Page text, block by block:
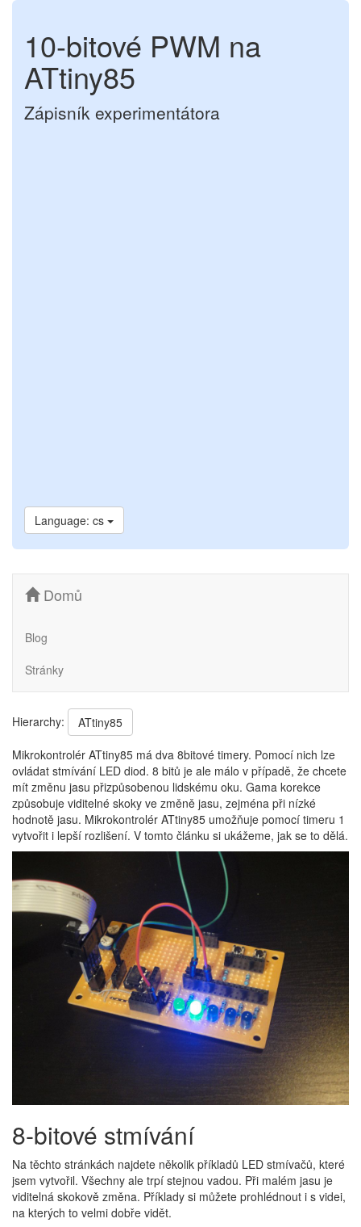
10-bitové PWM na
ATtiny85
Zápisník experimentátora
Language: cs
Domů
Blog
Stránky
Hierarchy:
ATtiny85
Mikrokontrolér ATtiny85 má dva 8bitové timery. Pomocí nich lze
ovládat stmívání LED diod. 8 bitů je ale málo v případě, že chcete
mít změnu jasu přizpůsobenou lidskému oku. Gama korekce
způsobuje viditelné skoky ve změně jasu, zejména při nízké
hodnotě jasu. Mikrokontrolér ATtiny85 umožňuje pomocí timeru 1
vytvořit i lepší rozlišení. V tomto článku si ukážeme, jak se to dělá.
8-bitové stmívání
Na těchto stránkách najdete několik příkladů LED stmívačů, které
jsem vytvořil. Všechny ale trpí stejnou vadou. Při malém jasu je
viditelná skokově změna. Příklady si můžete prohlédnout i s videi,
na kterých to velmi dobře vidět.